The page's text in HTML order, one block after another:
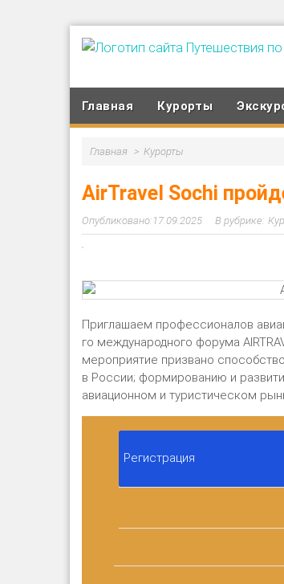
Главная Курорты
Главная Курорты
AirTravel Sochi
17.09.2025
Приглашаем профессионалов
го международного форума
мероприятие призвано
в России; формированию и
авиационном и туристическом
Регистрация